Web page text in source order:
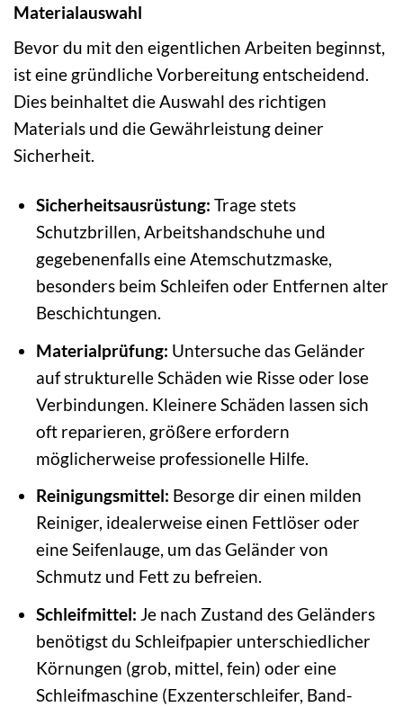
Materialauswahl
Bevor du mit den eigentlichen Arbeiten beginnst,
ist eine gründliche Vorbereitung entscheidend.
Dies beinhaltet die Auswahl des richtigen
Materials und die Gewährleistung deiner
Sicherheit.
Sicherheitsausrüstung: Trage stets
Schutzbrillen, Arbeitshandschuhe und
gegebenenfalls eine Atemschutzmaske,
besonders beim Schleifen oder Entfernen alter
Beschichtungen.
Materialprüfung: Untersuche das Geländer
auf strukturelle Schäden wie Risse oder lose
Verbindungen. Kleinere Schäden lassen sich
oft reparieren, größere erfordern
möglicherweise professionelle Hilfe.
Reinigungsmittel: Besorge dir einen milden
Reiniger, idealerweise einen Fettlöser oder
eine Seifenlauge, um das Geländer von
Schmutz und Fett zu befreien.
Schleifmittel: Je nach Zustand des Geländers
benötigst du Schleifpapier unterschiedlicher
Körnungen (grob, mittel, fein) oder eine
Schleifmaschine (Exzenterschleifer, Band-